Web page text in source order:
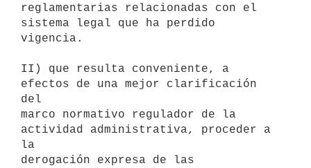
reglamentarias relacionadas con el
sistema legal que ha perdido
vigencia.
II) que resulta conveniente, a
efectos de una mejor clarificación
del
marco normativo regulador de la
actividad administrativa, proceder a
la
derogación expresa de las